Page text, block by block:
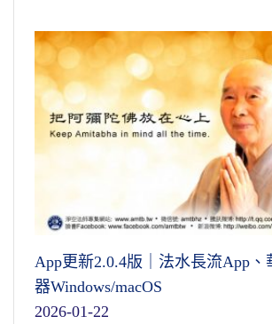
App更新2.0.4版｜法水長流App
器Windows/macOS
2026-01-22